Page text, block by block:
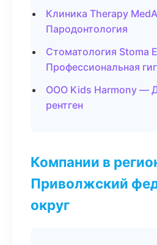
Клиника Therapy
Пародонтология
Стоматология Stoma
Профессиональная
ООО Kids Harmony —
рентген
Компании в
Приволжский
округ